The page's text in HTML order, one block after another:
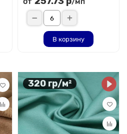
В корзину
320 гр/м²